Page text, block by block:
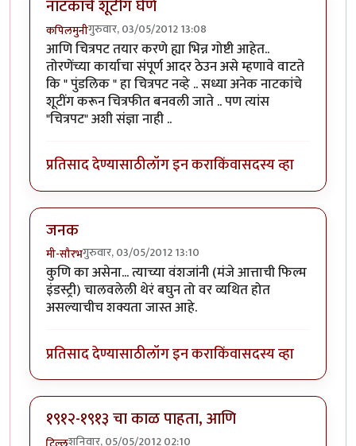
नाटकाचे शूटींग घेणे
कपिलमुनीगुरुवार, 03/05/2012 13:08
आणि चित्रपट तयार करणे ह्या भिन्न गोष्टी आहेत..
तोरणेंच्या कार्याचा संपूर्ण आदर ठेउन असे म्हणावे वाटते
कि " पुंडलिक " हा चित्रपट नव्हे .. सध्या अनेक नाटकांचे
शूटींग करून चित्रफीत बनवली जाते .. पण त्यांस
"चित्रपट" अशी संज्ञा नाही ..
प्रतिसाद देण्यासाठीलॉग इन कराकिंवासदस्य व्हा
जनक
मी-सौरभगुरुवार, 03/05/2012 13:10
कुणि का असेना... त्याच्या वंशजांनी (मंजे आत्ताची फिल्म
इंडस्ट्री) चालवलेली थेरं बघुन तो वर व्यथित होत
असल्याचीच शक्यता जास्त आहे.
प्रतिसाद देण्यासाठीलॉग इन कराकिंवासदस्य व्हा
१९१२-१९१३ चा काळ पाहता, आणि
शनिवार, 05/05/2012 02:10